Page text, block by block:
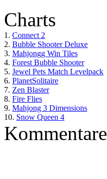
Charts
1. Connect 2
2. Bubble Shooter Deluxe
3. Mahjongg Win Tiles
4. Forest Bubble Shooter
5. Jewel Pets Match Levelpack
6. PlanetSolitaire
7. Zen Blaster
8. Fire Flies
9. Mahjong 3 Dimensions
10. Snow Queen 4
Kommentare